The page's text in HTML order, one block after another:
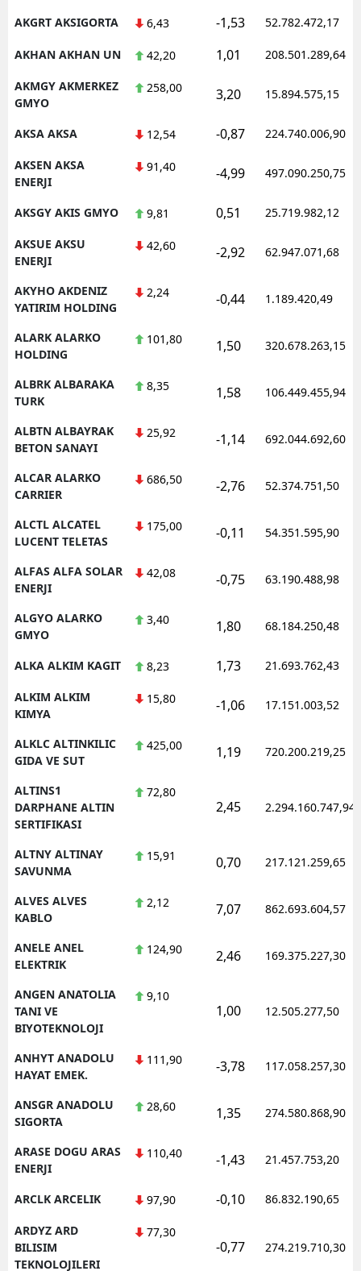
AKGRT AKSIGORTA 6,43 -1,53 52.782.472,17
AKHAN AKHAN UN 42,20 1,01 208.501.289,64
AKMGY AKMERKEZ
GMYO
258,00 3,20 15.894.575,15
AKSA AKSA 12,54 -0,87 224.740.006,90
AKSEN AKSA
ENERJI
91,40 -4,99 497.090.250,75
AKSGY AKIS GMYO 9,81 0,51 25.719.982,12
AKSUE AKSU
ENERJI
42,60 -2,92 62.947.071,68
AKYHO AKDENIZ
YATIRIM HOLDING
2,24 -0,44 1.189.420,49
ALARK ALARKO
HOLDING
101,80 1,50 320.678.263,15
ALBRK ALBARAKA
TURK
8,35 1,58 106.449.455,94
ALBTN ALBAYRAK
BETON SANAYI
25,92 -1,14 692.044.692,60
ALCAR ALARKO
CARRIER
686,50 -2,76 52.374.751,50
ALCTL ALCATEL
LUCENT TELETAS
175,00 -0,11 54.351.595,90
ALFAS ALFA SOLAR
ENERJI
42,08 -0,75 63.190.488,98
ALGYO ALARKO
GMYO
3,40 1,80 68.184.250,48
ALKA ALKIM KAGIT 8,23 1,73 21.693.762,43
ALKIM ALKIM
KIMYA
15,80 -1,06 17.151.003,52
ALKLC ALTINKILIC
GIDA VE SUT
425,00 1,19 720.200.219,25
ALTINS1
DARPHANE ALTIN
SERTIFIKASI
72,80
2,45 2.294.160.747,94
ALTNY ALTINAY
SAVUNMA
15,91 0,70 217.121.259,65
ALVES ALVES
KABLO
2,12 7,07 862.693.604,57
ANELE ANEL
ELEKTRIK
124,90 2,46 169.375.227,30
ANGEN ANATOLIA
TANI VE
BIYOTEKNOLOJI
9,10
1,00 12.505.277,50
ANHYT ANADOLU
HAYAT EMEK.
111,90 -3,78 117.058.257,30
ANSGR ANADOLU
SIGORTA
28,60 1,35 274.580.868,90
ARASE DOGU ARAS
ENERJI
110,40 -1,43 21.457.753,20
ARCLK ARCELIK 97,90 -0,10 86.832.190,65
ARDYZ ARD
BILISIM
TEKNOLOJILERI
77,30
-0,77 274.219.710,30